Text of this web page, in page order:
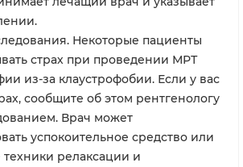
Некоторые пациенты
страх при проведении МРТ
из-за клаустрофобии. Если у вас
сообщите об этом рентгенологу
Врач может
успокоительное средство или
релаксации и